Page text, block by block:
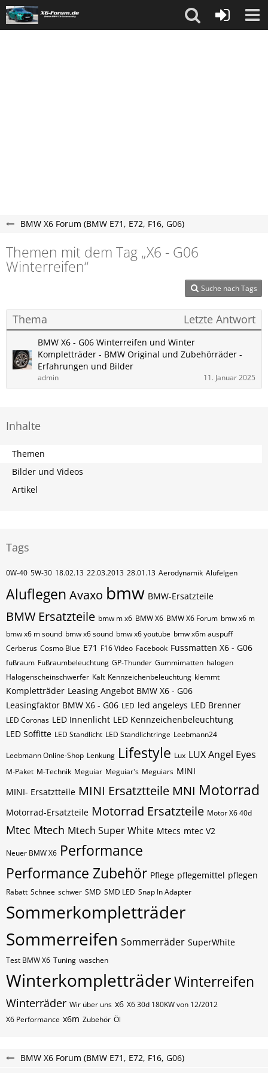
BMW X6 Forum (BMW E71, E72, F16, G06)
Themen mit dem Tag „X6 - G06
Winterreifen“
Suche nach Tags
Thema Letzte Antwort
BMW X6 - G06 Winterreifen und Winter
Kompletträder - BMW Original und Zubehörräder -
Erfahrungen und Bilder
admin 11. Januar 2025
Inhalte
Themen
Bilder und Videos
Artikel
Tags
0W-40 5W-30 18.02.13 22.03.2013 28.01.13 Aerodynamik Alufelgen
Aluflegen Avaxo bmw BMW-Ersatzteile
BMW Ersatzteile bmw m x6 BMW X6 BMW X6 Forum bmw x6 m
bmw x6 m sound bmw x6 sound bmw x6 youtube bmw x6m auspuff
Cerberus Cosmo Blue E71 F16 Video Facebook Fussmatten X6 - G06
fußraum Fußraumbeleuchtung GP-Thunder Gummimatten halogen
Halogenscheinschwerfer Kalt Kennzeichenbeleuchtung klemmt
Kompletträder Leasing Angebot BMW X6 - G06
Leasingfaktor BMW X6 - G06 LED led angeleys LED Brenner
LED Coronas LED Innenlicht LED Kennzeichenbeleuchtung
LED Soffitte LED Standlicht LED Standlichtringe Leebmann24
Leebmann Online-Shop Lenkung Lifestyle Lux LUX Angel Eyes
M-Paket M-Technik Meguiar Meguiar's Meguiars MINI
MINI- Ersatztteile MINI Ersatztteile MNI Motorrad
Motorrad-Ersatzteile Motorrad Ersatzteile Motor X6 40d
Mtec Mtech Mtech Super White Mtecs mtec V2
Neuer BMW X6 Performance
Performance Zubehör Pflege pflegemittel pflegen
Rabatt Schnee schwer SMD SMD LED Snap In Adapter
Sommerkompletträder
Sommerreifen Sommerräder SuperWhite
Test BMW X6 Tuning waschen
WinterkompletträderWinterreifen
Winterräder Wir über uns x6 X6 30d 180KW von 12/2012
X6 Performance x6m Zubehör Öl
BMW X6 Forum (BMW E71, E72, F16, G06)